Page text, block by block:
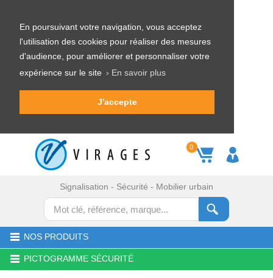
En poursuivant votre navigation, vous acceptez
l'utilisation des cookies pour réaliser des mesures
d'audience, pour améliorer et personnaliser votre
expérience sur le site › En savoir plus
J'accepte
0
Signalisation - Sécurité - Mobilier urbain
NOS PRODUITS
PICTOGRAMME SÉCURITÉ